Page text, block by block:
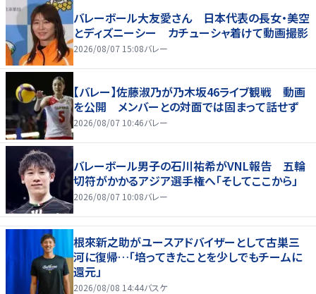
バレーボール大友愛さん 日本代表の長女・美空
とディズニーシー カチューシャ着けて動画撮影
2026/08/07 15:08バレー
【バレー】佐藤淑乃が乃木坂46ライブ観戦 動画
を公開 メンバーとの対面では固まって話せず
2026/08/07 10:46バレー
バレーボール男子の石川祐希がVNL報告 五輪
切符がかかるアジア選手権へ「そしてここから」
2026/08/07 10:08バレー
根來新之助がユースアドバイザーとして古巣三
河に復帰…「培ってきたことを少しでもチームに
還元」
2026/08/08 14:44バスケ